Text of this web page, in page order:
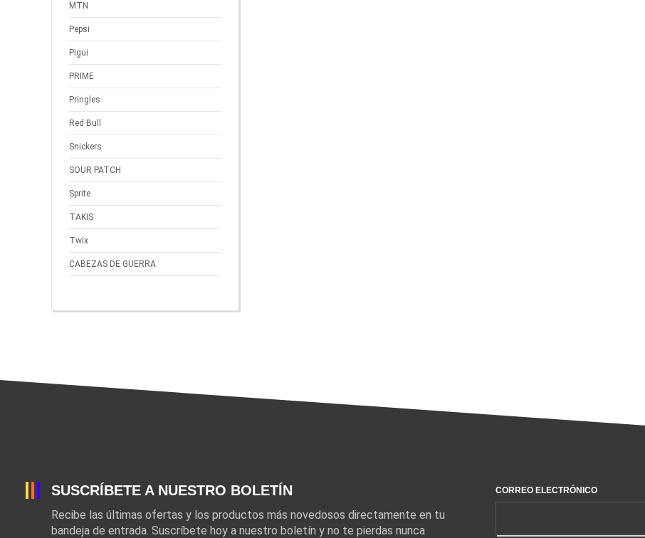
MTN
Pepsi
Pigui
PRIME
Pringles
Red Bull
Snickers
SOUR PATCH
Sprite
TAKIS
Twix
CABEZAS DE GUERRA
SUSCRÍBETE A NUESTRO BOLETÍN
Recibe las últimas ofertas y los productos más novedosos directamente en tu
bandeja de entrada. Suscríbete hoy a nuestro boletín y no te pierdas nunca
CORREO ELECTRÓNICO